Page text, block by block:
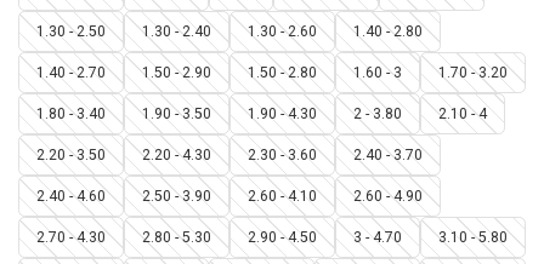
1.30 - 2.50 1.30 - 2.40 1.30 - 2.60 1.40 - 2.80
1.40 - 2.70 1.50 - 2.90 1.50 - 2.80 1.60 - 3 1.70 - 3.20
1.80 - 3.40 1.90 - 3.50 1.90 - 4.30 2 - 3.80 2.10 - 4
2.20 - 3.50 2.20 - 4.30 2.30 - 3.60 2.40 - 3.70
2.40 - 4.60 2.50 - 3.90 2.60 - 4.10 2.60 - 4.90
2.70 - 4.30 2.80 - 5.30 2.90 - 4.50 3 - 4.70 3.10 - 5.80